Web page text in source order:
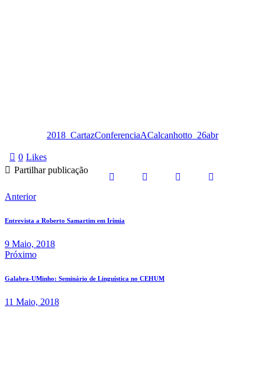
2018_CartazConferenciaACalcanhotto_26abr
0 Likes
Partilhar publicação
Anterior
Entrevista a Roberto Samartim em Irímia
9 Maio, 2018
Próximo
Galabra-UMinho: Seminário de Linguística no CEHUM
11 Maio, 2018